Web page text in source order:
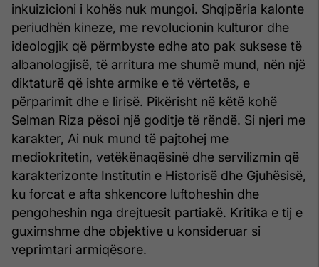
inkuizicioni i kohës nuk mungoi. Shqipëria kalonte
periudhën kineze, me revolucionin kulturor dhe
ideologjik që përmbyste edhe ato pak suksese të
albanologjisë, të arritura me shumë mund, nën një
diktaturë që ishte armike e të vërtetës, e
përparimit dhe e lirisë. Pikërisht në këtë kohë
Selman Riza pësoi një goditje të rëndë. Si njeri me
karakter, Ai nuk mund të pajtohej me
mediokritetin, vetëkënaqësinë dhe servilizmin që
karakterizonte Institutin e Historisë dhe Gjuhësisë,
ku forcat e afta shkencore luftoheshin dhe
pengoheshin nga drejtuesit partiakë. Kritika e tij e
guximshme dhe objektive u konsideruar si
veprimtari armiqësore.